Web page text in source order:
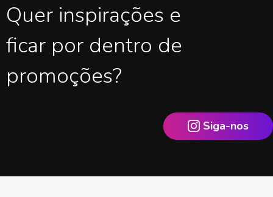
Quer inspirações e
ficar por dentro de
promoções?
Siga-nos